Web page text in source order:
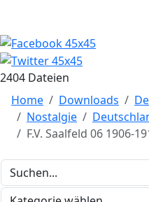
2404 Dateien
Home
Downloads
Nostalgie
F.V. Saalfeld 06 1906-